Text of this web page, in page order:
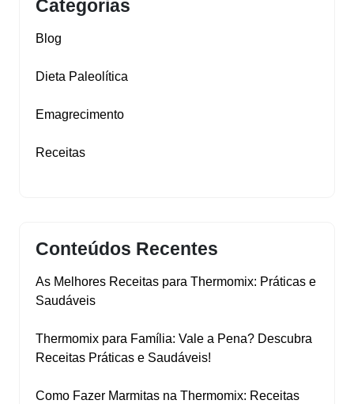
Categorias
Blog
Dieta Paleolítica
Emagrecimento
Receitas
Conteúdos Recentes
As Melhores Receitas para Thermomix: Práticas e
Saudáveis
Thermomix para Família: Vale a Pena? Descubra
Receitas Práticas e Saudáveis!
Como Fazer Marmitas na Thermomix: Receitas